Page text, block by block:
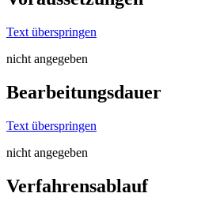
Text überspringen
nicht angegeben
Bearbeitungsdauer
Text überspringen
nicht angegeben
Verfahrensablauf